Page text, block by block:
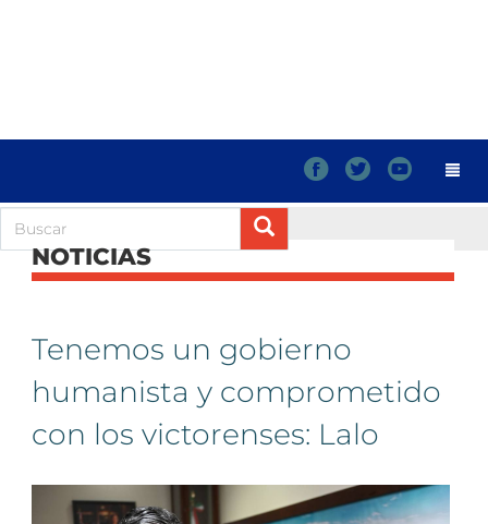
f t y
NOTICIAS
Tenemos un gobierno
humanista y comprometido
con los victorenses: Lalo